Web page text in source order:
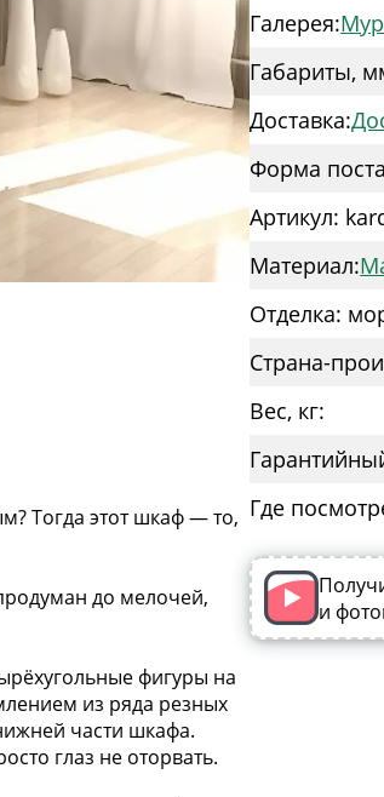
Тогда этот шкаф — то,
до мелочей,
фигуры на
из ряда резных
части шкафа.
глаз не оторвать.
Галерея:
Габариты,
Доставка:
Форма
Артикул:
Материал:
Отделка:
Страна-
Вес, кг:
Где
и